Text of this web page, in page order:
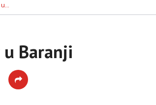
Baranji